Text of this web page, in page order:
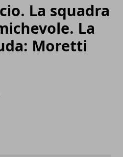
La squadra
La
Moretti